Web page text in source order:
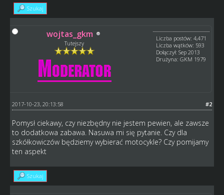
Szukaj
wojtas_gkm
Tutejszy
Liczba postów: 4,471
Liczba wątków: 593
Dołączył: Sep 2013
Drużyna: GKM 1979
#2
2017-10-23, 20:13:58
Pomysł ciekawy, czy niezbędny nie jestem pewien, ale zawsze
to dodatkowa zabawa. Nasuwa mi się pytanie. Czy dla
szkółkowiczów będziemy wybierać motocykle? Czy pomijamy
ten aspekt
Szukaj